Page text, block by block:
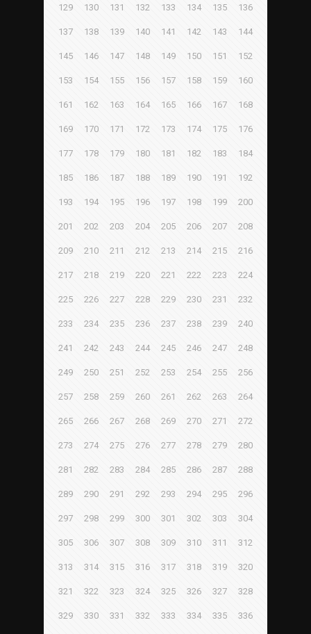
129 130 131 132 133 134 135 136
137 138 139 140 141 142 143 144
145 146 147 148 149 150 151 152
153 154 155 156 157 158 159 160
161 162 163 164 165 166 167 168
169 170 171 172 173 174 175 176
177 178 179 180 181 182 183 184
185 186 187 188 189 190 191 192
193 194 195 196 197 198 199 200
201 202 203 204 205 206 207 208
209 210 211 212 213 214 215 216
217 218 219 220 221 222 223 224
225 226 227 228 229 230 231 232
233 234 235 236 237 238 239 240
241 242 243 244 245 246 247 248
249 250 251 252 253 254 255 256
257 258 259 260 261 262 263 264
265 266 267 268 269 270 271 272
273 274 275 276 277 278 279 280
281 282 283 284 285 286 287 288
289 290 291 292 293 294 295 296
297 298 299 300 301 302 303 304
305 306 307 308 309 310 311 312
313 314 315 316 317 318 319 320
321 322 323 324 325 326 327 328
329 330 331 332 333 334 335 336